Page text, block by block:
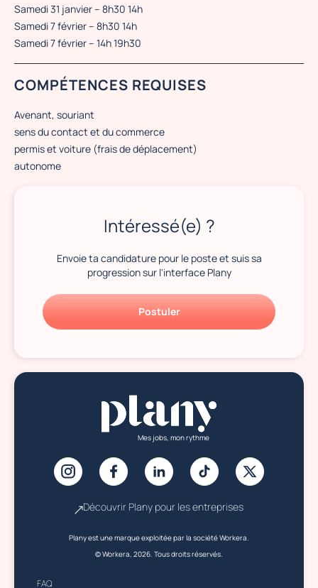
Samedi 31 janvier – 8h30 14h
Samedi 7 février – 8h30 14h
Samedi 7 février – 14h 19h30
COMPÉTENCES REQUISES
Avenant, souriant
sens du contact et du commerce
permis et voiture (frais de déplacement)
autonome
Intéressé(e) ?
Envoie ta candidature pour le poste et suis sa
progression sur l'interface Plany
Postuler
Mes jobs, mon rythme
Découvrir Plany pour les entreprises
Plany est une marque exploitée par la société Workera.
© Workera, 2026. Tous droits réservés.
FAQ